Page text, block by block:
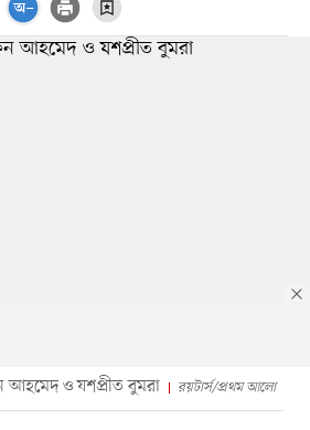
আহমেদ ও যশপ্রীত বুমরা রয়টার্স/প্রথম আলো